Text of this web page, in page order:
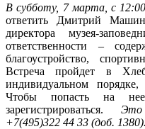
В субботу, 7 марта, с
ответить Дмитрий
директора музея-
ответственности –
благоустройство,
Встреча пройдет в
индивидуальном
Чтобы попасть на нее,
зарегистрироваться.Это
+7(495)322 44 33 (доб. 1380).